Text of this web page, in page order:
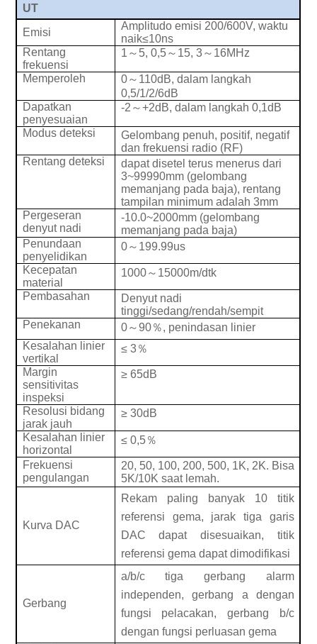
UT
Emisi
Amplitudo emisi 200/600V, waktu
naik≤10ns
Rentang
frekuensi
1 ～ 5, 0,5～ 15, 3～ 16MHz
Memperoleh 0～ 110dB, dalam langkah
0,5/1/2/6dB
Dapatkan
penyesuaian
-2 ～+2dB, dalam langkah 0,1dB
Modus deteksi
Gelombang penuh, positif, negatif
dan frekuensi radio (RF)
Rentang deteksi
dapat disetel terus menerus dari
3~99990mm (gelombang
memanjang pada baja), rentang
tampilan minimum adalah 3mm
Pergeseran
denyut nadi
-10.0~2000mm (gelombang
memanjang pada baja)
Penundaan
penyelidikan
0～ 199.99us
Kecepatan
material
1000～ 15000m/dtk
Pembasahan
Denyut nadi
tinggi/sedang/rendah/sempit
Penekanan
0～90％, penindasan linier
Kesalahan linier
vertikal
≤3％
Margin
sensitivitas
inspeksi
≥65dB
Resolusi bidang
jarak jauh
≥30dB
Kesalahan linier
horizontal
≤ 0,5％
Frekuensi
pengulangan
20, 50, 100, 200, 500, 1K, 2K. Bisa
5K/10K saat lemah.
Kurva DAC
Rekam paling banyak 10 titik
referensi gema, jarak tiga garis
DAC dapat disesuaikan, titik
referensi gema dapat dimodifikasi
Gerbang
a/b/c tiga gerbang alarm
independen, gerbang a dengan
fungsi pelacakan, gerbang b/c
dengan fungsi perluasan gema